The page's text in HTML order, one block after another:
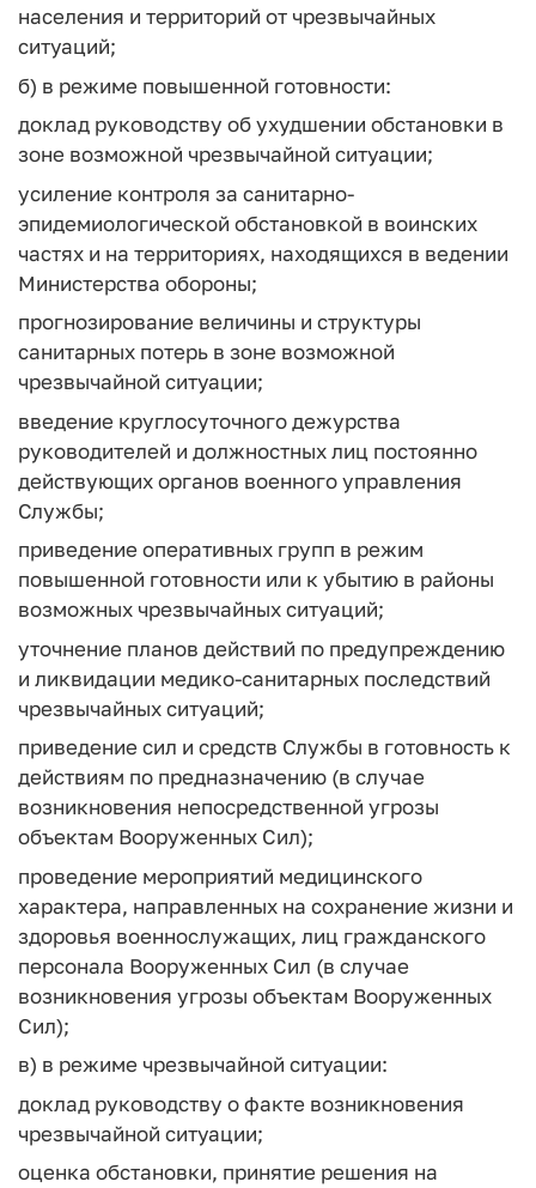
населения и территорий от чрезвычайных
ситуаций;
б) в режиме повышенной готовности:
доклад руководству об ухудшении обстановки в
зоне возможной чрезвычайной ситуации;
усиление контроля за санитарно-
эпидемиологической обстановкой в воинских
частях и на территориях, находящихся в ведении
Министерства обороны;
прогнозирование величины и структуры
санитарных потерь в зоне возможной
чрезвычайной ситуации;
введение круглосуточного дежурства
руководителей и должностных лиц постоянно
действующих органов военного управления
Службы;
приведение оперативных групп в режим
повышенной готовности или к убытию в районы
возможных чрезвычайных ситуаций;
уточнение планов действий по предупреждению
и ликвидации медико-санитарных последствий
чрезвычайных ситуаций;
приведение сил и средств Службы в готовность к
действиям по предназначению (в случае
возникновения непосредственной угрозы
объектам Вооруженных Сил);
проведение мероприятий медицинского
характера, направленных на сохранение жизни и
здоровья военнослужащих, лиц гражданского
персонала Вооруженных Сил (в случае
возникновения угрозы объектам Вооруженных
Сил);
в) в режиме чрезвычайной ситуации:
доклад руководству о факте возникновения
чрезвычайной ситуации;
оценка обстановки, принятие решения на